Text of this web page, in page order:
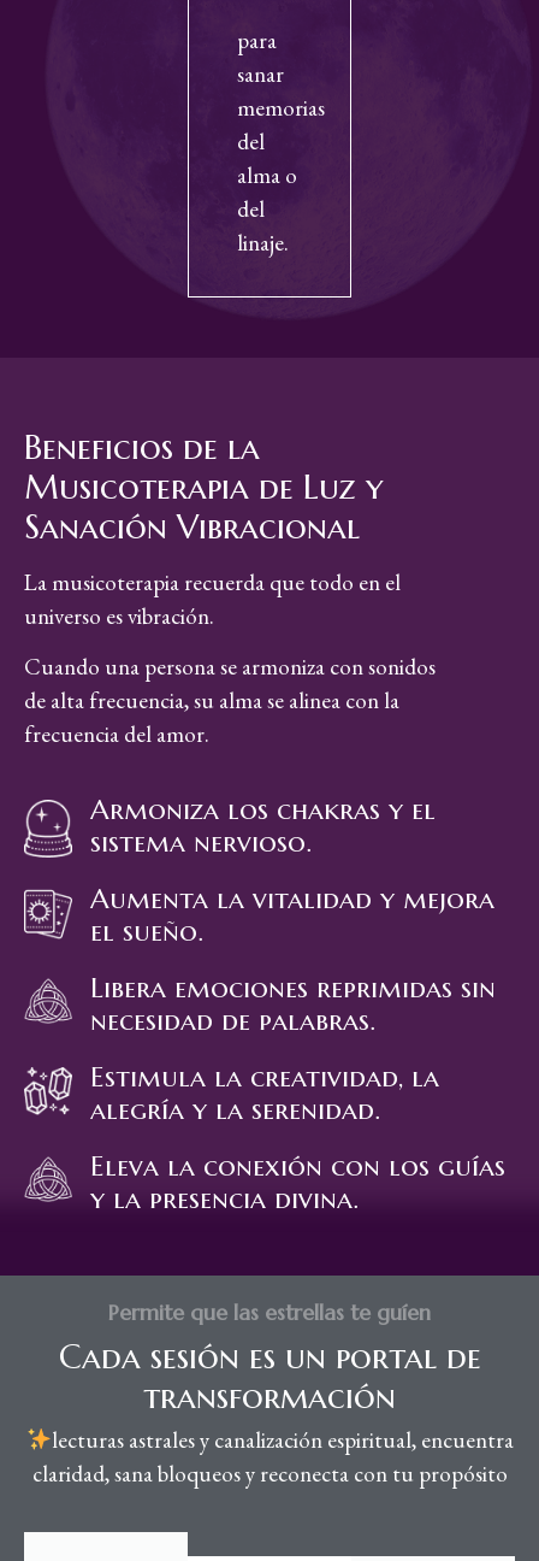
para
sanar
memorias
del
alma o
del
linaje.
Beneficios de la
Musicoterapia de Luz y
Sanación Vibracional
La musicoterapia recuerda que todo en el
universo es vibración.
Cuando una persona se armoniza con sonidos
de alta frecuencia, su alma se alinea con la
frecuencia del amor.
Armoniza los chakras y el
sistema nervioso.
Aumenta la vitalidad y mejora
el sueño.
Libera emociones reprimidas sin
necesidad de palabras.
Estimula la creatividad, la
alegría y la serenidad.
Eleva la conexión con los guías
y la presencia divina.
Permite que las estrellas te guíen
Cada sesión es un portal de
transformación
lecturas astrales y canalización espiritual, encuentra
claridad, sana bloqueos y reconecta con tu propósito